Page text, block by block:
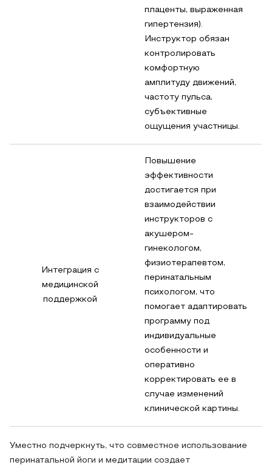
плаценты, выраженная
гипертензия).
Инструктор обязан
контролировать
комфортную
амплитуду движений,
частоту пульса,
субъективные
ощущения участницы.
Интеграция с
медицинской
поддержкой
Повышение
эффективности
достигается при
взаимодействии
инструкторов с
акушером-
гинекологом,
физиотерапевтом,
перинатальным
психологом, что
помогает адаптировать
программу под
индивидуальные
особенности и
оперативно
корректировать ее в
случае изменений
клинической картины.
Уместно подчеркнуть, что совместное использование
перинатальной йоги и медитации создает